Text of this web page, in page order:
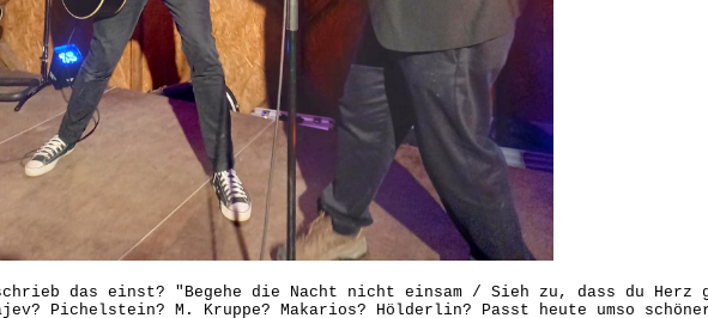
das einst? "Begehe die Nacht nicht einsam / Sieh zu, dass du Herz
Pichelstein? M. Kruppe? Makarios? Hölderlin? Passt heute umso